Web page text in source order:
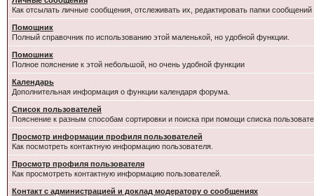
Как отсылать личные сообщения, отслеживать их, редактировать папки
Помощник
Полный справочник по использованию этой маленькой, но удобной функции.
Помошник
Полное пояснение к этой небольшой, но очень удобной функции
Календарь
Дополнительная информация о функции календаря форума.
Список пользователей
Пояснение к разным способам сортировки и поиска при помощи списка
Просмотр информации профиля пользователей
Как посмотреть контактную информацию пользователя.
Просмотр профиля пользователя
Как просмотреть контактную информацию пользователей.
Контакт с администрацией и доклад модератору о сообщениях